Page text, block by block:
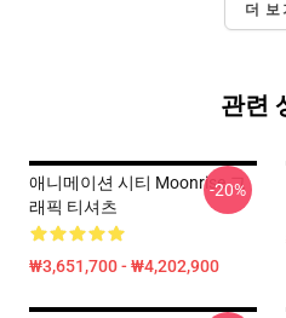
더 보
관련
애니메이션 시티 Moonrise 그
래픽 티셔츠
₩3,651,700 - ₩4,202,900
-20%